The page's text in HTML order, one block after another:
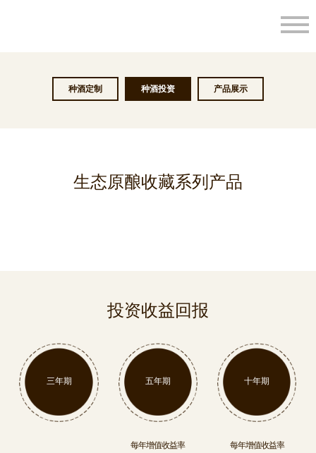
种酒定制 种酒投资 产品展示
生态原酿收藏系列产品
投资收益回报
三年期 五年期
每年增值收益率
十年期
每年增值收益率